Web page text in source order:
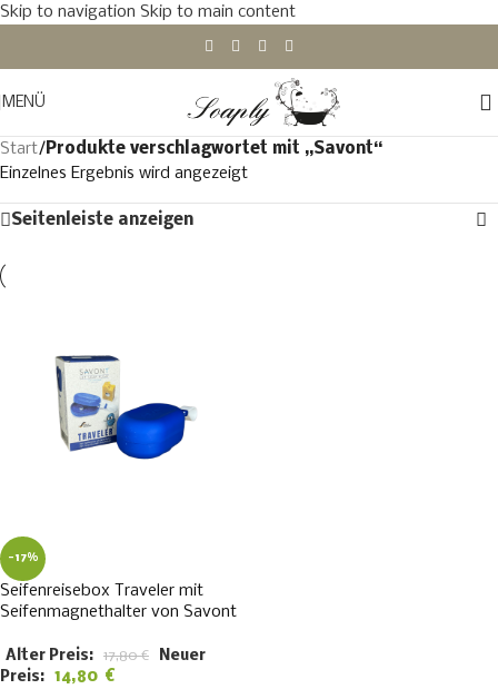
Skip to navigation Skip to main content
MENÜ
Start/Produkte verschlagwortet mit „Savont“
Einzelnes Ergebnis wird angezeigt
Seitenleiste anzeigen
-17%
Seifenreisebox Traveler mit
Seifenmagnethalter von Savont
Alter Preis: 17,80€
Neuer
Preis: 14,80 €